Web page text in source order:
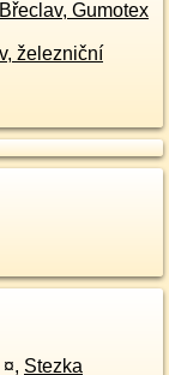
Bus 570: Mikulov, železniční stanice = > Břeclav, Gumotex
¤, Stezka